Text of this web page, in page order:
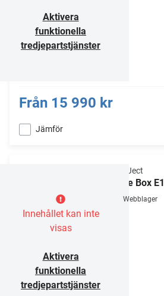
Aktivera
funktionella
tredjepartstjänster
Från 15 990 kr
Jämför
Innehållet kan inte
visas
Aktivera
funktionella
tredjepartstjänster
Pro-Ject
Juke Box E1
Webblager